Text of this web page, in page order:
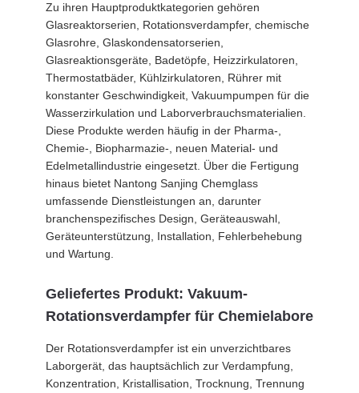
Zu ihren Hauptproduktkategorien gehören
Glasreaktorserien, Rotationsverdampfer, chemische
Glasrohre, Glaskondensatorserien,
Glasreaktionsgeräte, Badetöpfe, Heizzirkulatoren,
Thermostatbäder, Kühlzirkulatoren, Rührer mit
konstanter Geschwindigkeit, Vakuumpumpen für die
Wasserzirkulation und Laborverbrauchsmaterialien.
Diese Produkte werden häufig in der Pharma-,
Chemie-, Biopharmazie-, neuen Material- und
Edelmetallindustrie eingesetzt. Über die Fertigung
hinaus bietet Nantong Sanjing Chemglass
umfassende Dienstleistungen an, darunter
branchenspezifisches Design, Geräteauswahl,
Geräteunterstützung, Installation, Fehlerbehebung
und Wartung.
Geliefertes Produkt: Vakuum-
Rotationsverdampfer für Chemielabore
Der Rotationsverdampfer ist ein unverzichtbares
Laborgerät, das hauptsächlich zur Verdampfung,
Konzentration, Kristallisation, Trocknung, Trennung